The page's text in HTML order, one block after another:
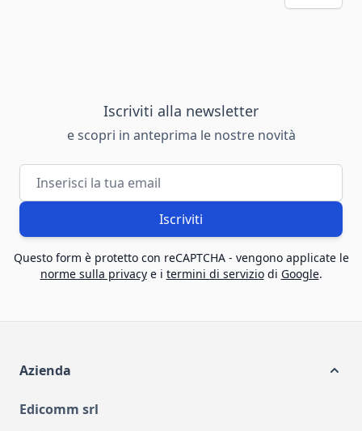
Iscriviti alla newsletter
e scopri in anteprima le nostre novità
Indirizzo email
Iscriviti
Questo form è protetto con reCAPTCHA - vengono applicate le
norme sulla privacye i termini di serviziodi Google.
Azienda
Edicomm srl